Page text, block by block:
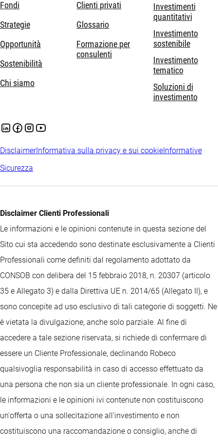
Fondi
Strategie
Opportunità
Sostenibilità
Chi siamo
Clienti privati
Glossario
Formazione per
consulenti
Investimenti
quantitativi
Investimento
sostenibile
Investimento
tematico
Soluzioni di
investimento
DisclaimerInformativa sulla privacy e sui cookieInformative
Sicurezza
Disclaimer Clienti Professionali
Le informazioni e le opinioni contenute in questa sezione del
Sito cui sta accedendo sono destinate esclusivamente a Clienti
Professionali come definiti dal regolamento adottato da
CONSOB con delibera del 15 febbraio 2018, n. 20307 (articolo
35 e Allegato 3) e dalla Direttiva UE n. 2014/65 (Allegato II), e
sono concepite ad uso esclusivo di tali categorie di soggetti. Ne
è vietata la divulgazione, anche solo parziale. Al fine di
accedere a tale sezione riservata, si richiede di confermare di
essere un Cliente Professionale, declinando Robeco
qualsivoglia responsabilità in caso di accesso effettuato da
una persona che non sia un cliente professionale. In ogni caso,
le informazioni e le opinioni ivi contenute non costituiscono
un'offerta o una sollecitazione all'investimento e non
costituiscono una raccomandazione o consiglio, anche di